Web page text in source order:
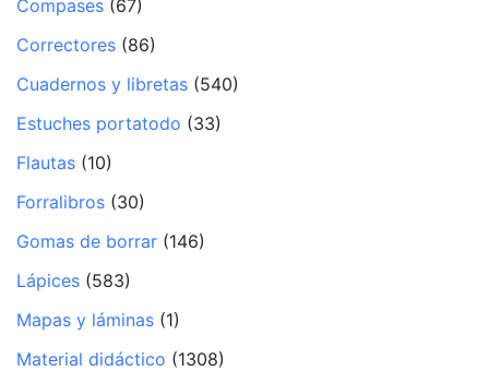
Compases (67)
Correctores (86)
Cuadernos y libretas (540)
Estuches portatodo (33)
Flautas (10)
Forralibros (30)
Gomas de borrar (146)
Lápices (583)
Mapas y láminas (1)
Material didáctico (1308)